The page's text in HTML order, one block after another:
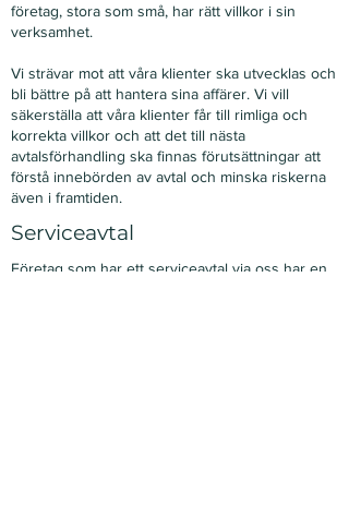
företag, stora som små, har rätt villkor i sin
verksamhet.
Vi strävar mot att våra klienter ska utvecklas och
bli bättre på att hantera sina affärer. Vi vill
säkerställa att våra klienter får till rimliga och
korrekta villkor och att det till nästa
avtalsförhandling ska finnas förutsättningar att
förstå innebörden av avtal och minska riskerna
även i framtiden.
Serviceavtal
Företag som har ett serviceavtal via oss har en